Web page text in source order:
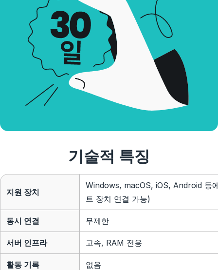
기술적 특징
지원 장치
Windows, macOS, iOS, Android 등
트 장치 연결 가능)
동시 연결 무제한
서버 인프라 고속, RAM 전용
활동 기록 없음